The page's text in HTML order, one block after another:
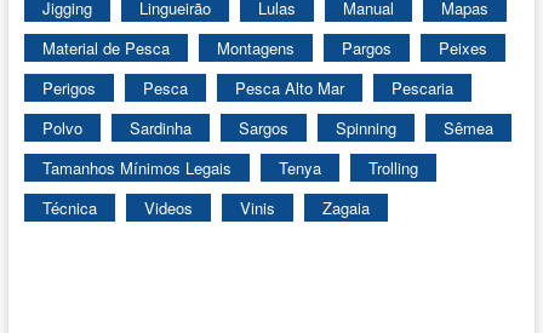
Jigging
Lingueirão Lulas Manual
Mapas
Material de Pesca
Montagens Pargos
Peixes
Perigos
Pesca Pesca Alto Mar
Pescaria
Polvo
Sardinha Sargos Spinning
Sêmea
Tamanhos Mínimos Legais
Tenya
Trolling
Técnica
Videos Vinis Zagaia